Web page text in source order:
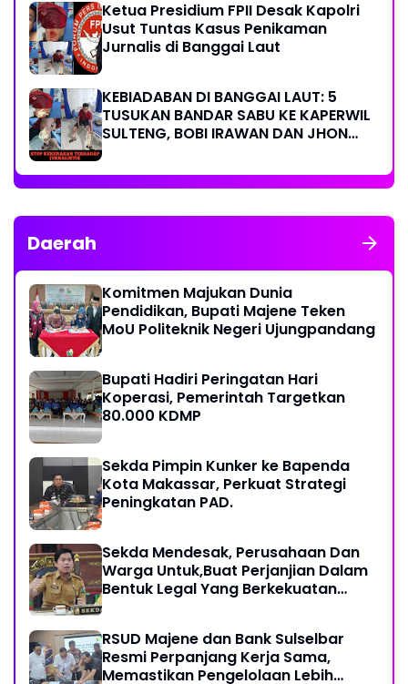
Ketua Presidium FPII Desak Kapolri
Usut Tuntas Kasus Penikaman
Jurnalis di Banggai Laut
KEBIADABAN DI BANGGAI LAUT: 5
TUSUKAN BANDAR SABU KE KAPERWIL
SULTENG, BOBI IRAWAN DAN JHON
KERAS KINERJA POLRI!
Daerah
Komitmen Majukan Dunia
Pendidikan, Bupati Majene Teken
MoU Politeknik Negeri Ujungpandang
Bupati Hadiri Peringatan Hari
Koperasi, Pemerintah Targetkan
80.000 KDMP
Sekda Pimpin Kunker ke Bapenda
Kota Makassar, Perkuat Strategi
Peningkatan PAD.
Sekda Mendesak, Perusahaan Dan
Warga Untuk,Buat Perjanjian Dalam
Bentuk Legal Yang Berkekuatan
RSUD Majene dan Bank Sulselbar
Resmi Perpanjang Kerja Sama,
Memastikan Pengelolaan Lebih